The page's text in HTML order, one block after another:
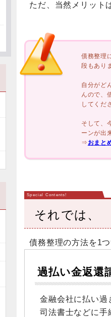
ただ、当然メリット
債務整理
段もあり
自分がど
んので、
してくだ
そして、
ーンが出
⇒ おまと
それでは、
債務整理の方法を1
過払い金返還
金融会社に払い過
司法書士などに手